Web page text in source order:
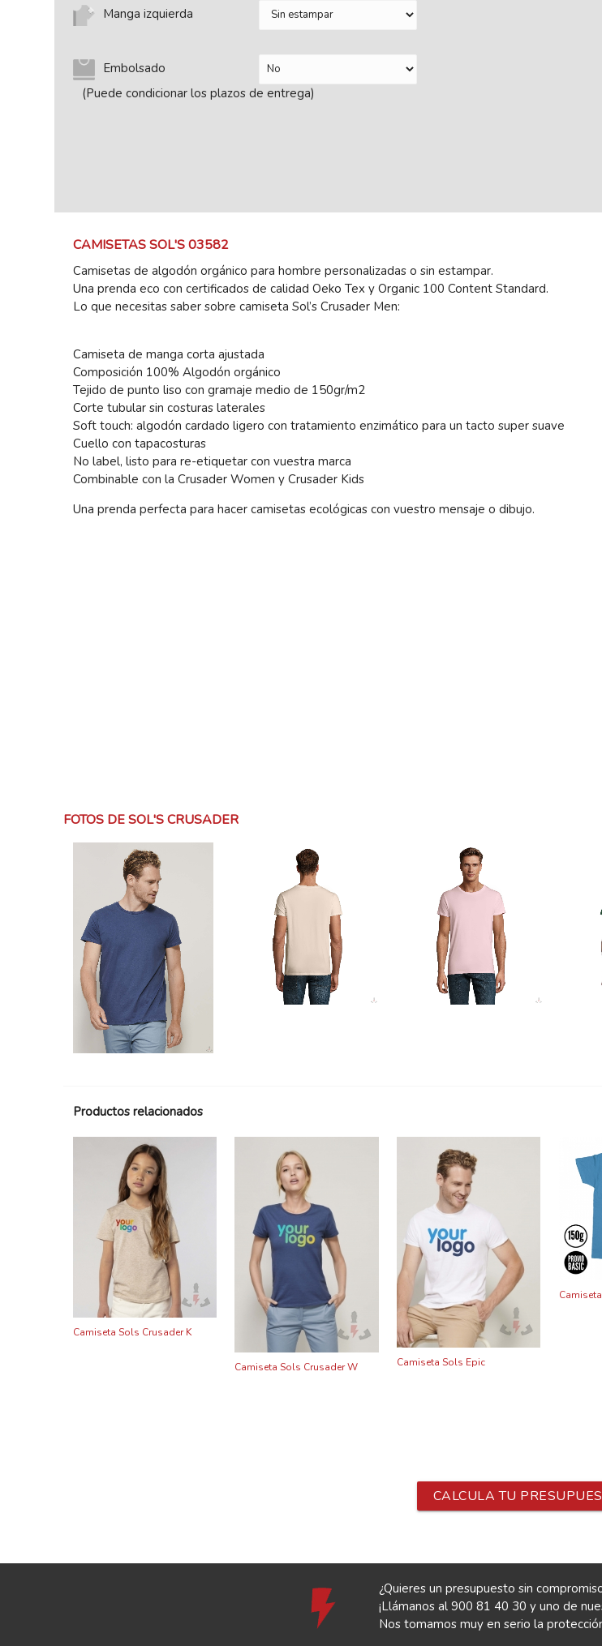
Manga izquierda
Embolsado
(Puede condicionar los plazos de entrega)
CAMISETAS SOL'S 03582
Camisetas de algodón orgánico para hombre personalizadas o sin estampar.
Una prenda eco con certificados de calidad Oeko Tex y Organic 100 Content Standard.
Lo que necesitas saber sobre camiseta Sol’s Crusader Men:
Camiseta de manga corta ajustada
Composición 100% Algodón orgánico
Tejido de punto liso con gramaje medio de 150gr/m2
Corte tubular sin costuras laterales
Soft touch: algodón cardado ligero con tratamiento enzimático para un tacto super suave
Cuello con tapacosturas
No label, listo para re-etiquetar con vuestra marca
Combinable con la Crusader Women y Crusader Kids
Una prenda perfecta para hacer camisetas ecológicas con vuestro mensaje o dibujo.
FOTOS DE SOL'S CRUSADER
Productos relacionados
Camiseta Sols Crusader K
Camiseta Sols Crusader W Camiseta Sols Epic
CALCULA TU
¿Quieres un presupuesto sin
¡Llámanos al 900 81 40 30 y uno de
Nos tomamos muy en serio la